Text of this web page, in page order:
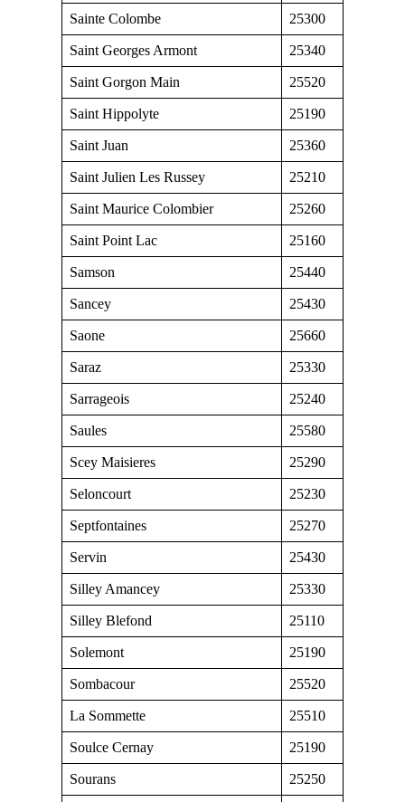
Sainte Colombe 25300
Saint Georges Armont 25340
Saint Gorgon Main 25520
Saint Hippolyte 25190
Saint Juan 25360
Saint Julien Les Russey 25210
Saint Maurice Colombier 25260
Saint Point Lac 25160
Samson 25440
Sancey 25430
Saone 25660
Saraz 25330
Sarrageois 25240
Saules 25580
Scey Maisieres 25290
Seloncourt 25230
Septfontaines 25270
Servin 25430
Silley Amancey 25330
Silley Blefond 25110
Solemont 25190
Sombacour 25520
La Sommette 25510
Soulce Cernay 25190
Sourans 25250